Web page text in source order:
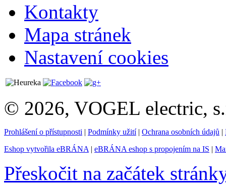
Kontakty
Mapa stránek
Nastavení cookies
© 2026, VOGEL electric,
Prohlášení o přístupnosti | Podmínky užití| Ochrana osobních údajů |
Eshop vytvořila eBRÁNA | eBRÁNA eshop s propojením na IS |
Přeskočit na začátek